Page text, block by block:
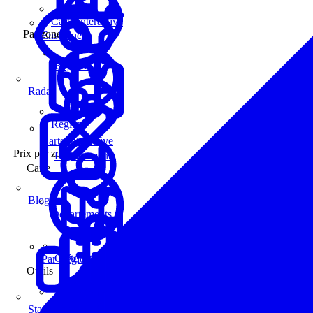
Enseignes
Carte interactive
Prix par zone
Par Région
Régions
Départements
Carte
Carte interactive
Outils
Carte interactive
Par zone
Régions
Départements
Radar
Blog
Statistiques